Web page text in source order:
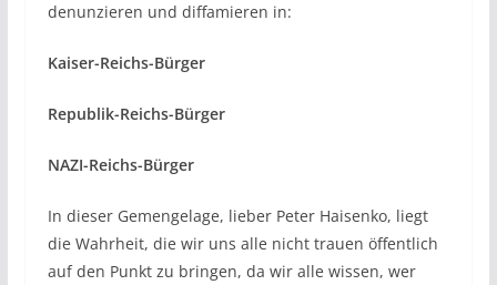
denunzieren und diffamieren in:
Kaiser-Reichs-Bürger
Republik-Reichs-Bürger
NAZI-Reichs-Bürger
In dieser Gemengelage, lieber Peter Haisenko, liegt
die Wahrheit, die wir uns alle nicht trauen öffentlich
auf den Punkt zu bringen, da wir alle wissen, wer